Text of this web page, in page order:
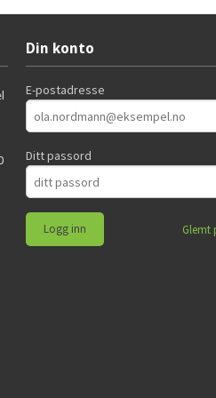
Din konto
E-postadresse
Ditt passord
Glemt